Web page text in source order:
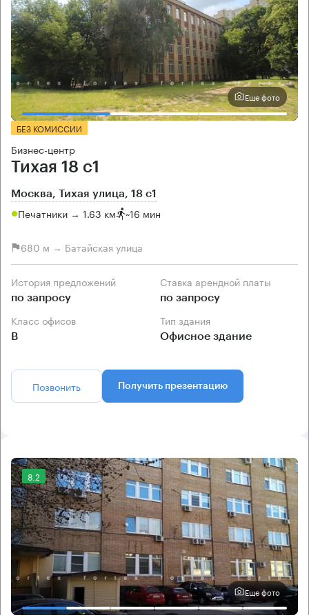
Еще фото
БЕЗ КОМИССИИ
Бизнес-центр
Тихая 18 с1
Москва, Тихая улица, 18 с1
Печатники → 1.63 км ~16 мин
680 м → Батайская улица
История предложений
по запросу
Ставка арендной платы
по запросу
Класс офисов
B
Тип здания
Офисное здание
Позвонить Получить презентацию
8.2
Еще фото